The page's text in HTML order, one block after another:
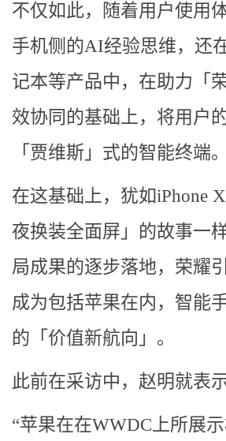
不仅如此，随着用户使用
手机侧的AI经验思维，还
记本等产品中，在助力「
效协同的基础上，将用户
「贾维斯」式的智能终端。
在这基础上，犹如iPhone
夜换装全面屏」的故事一
局成果的逐步落地，荣耀
成为包括苹果在内，智能
的「价值新航向」。
此前在采访中，赵明就表示
“苹果在在WWDC上所展